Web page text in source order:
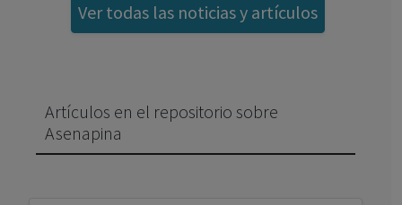
Ver todas las noticias y artículos
Artículos en el repositorio sobre
Asenapina